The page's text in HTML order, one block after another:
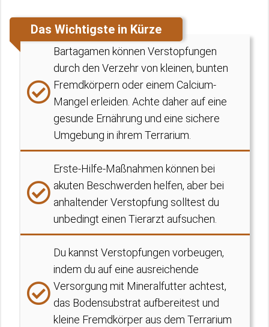
Das Wichtigste in Kürze
Bartagamen können Verstopfungen
durch den Verzehr von kleinen, bunten
Fremdkörpern oder einem Calcium-
Mangel erleiden. Achte daher auf eine
gesunde Ernährung und eine sichere
Umgebung in ihrem Terrarium.
Erste-Hilfe-Maßnahmen können bei
akuten Beschwerden helfen, aber bei
anhaltender Verstopfung solltest du
unbedingt einen Tierarzt aufsuchen.
Du kannst Verstopfungen vorbeugen,
indem du auf eine ausreichende
Versorgung mit Mineralfutter achtest,
das Bodensubstrat aufbereitest und
kleine Fremdkörper aus dem Terrarium